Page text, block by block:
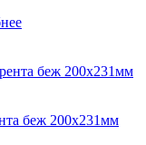
беж 200х231мм